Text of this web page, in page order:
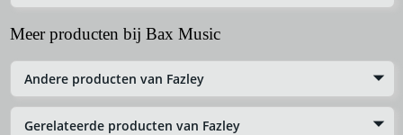
Meer producten bij Bax Music
Andere producten van Fazley
Gerelateerde producten van Fazley